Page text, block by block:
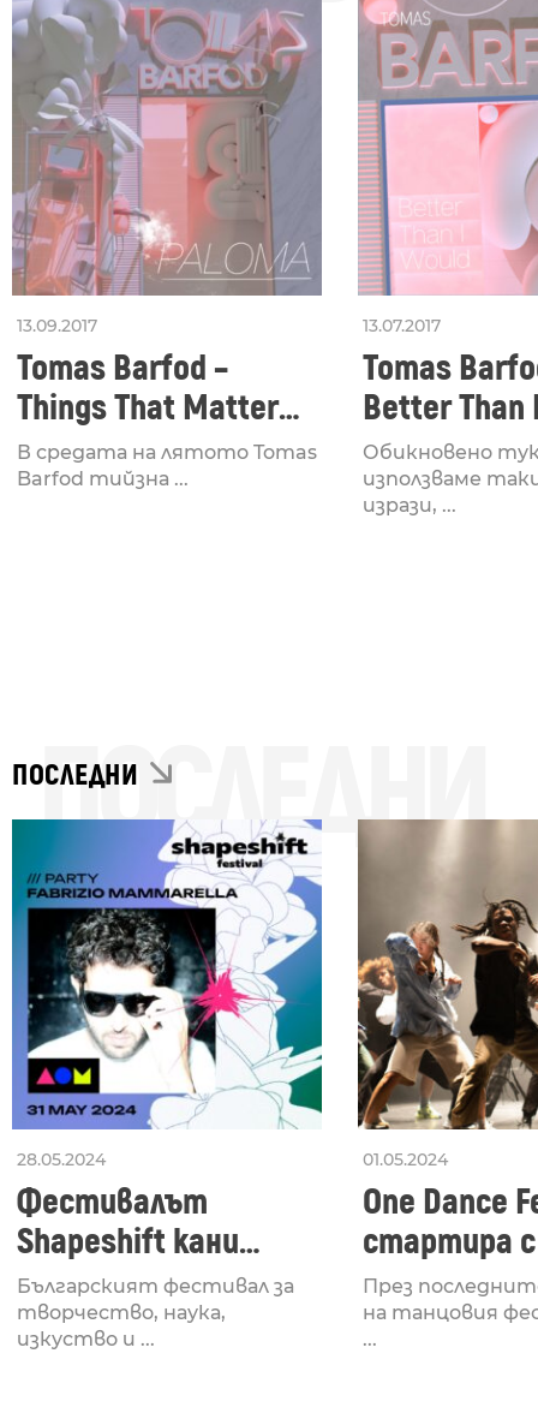
13.09.2017
Tomas Barfod –
Things That Matter
//ft. Louise Foo &
Sharin Foo
В средата на лятото Tomas
Barfod тийзна ...
13.07.2017
Tomas
Better Than
Обикновено
използваме
изрази, ...
ПОСЛЕДНИ
ПОСЛЕДНИ
28.05.2024
Фестивалът
Shapeshift кани
Fabrizio Mammarella
за откриването си
Българският фестивал за
творчество, наука,
изкуство и ...
01.05.2024
One Dance
стартира
Lucid,
рейв
През
на танцовия
...